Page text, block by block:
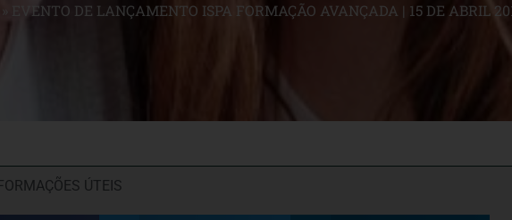
EVENTO DE LANÇAMENTO ISPA FORMAÇÃO AVANÇADA | 15 DE ABRIL
ÚTEIS